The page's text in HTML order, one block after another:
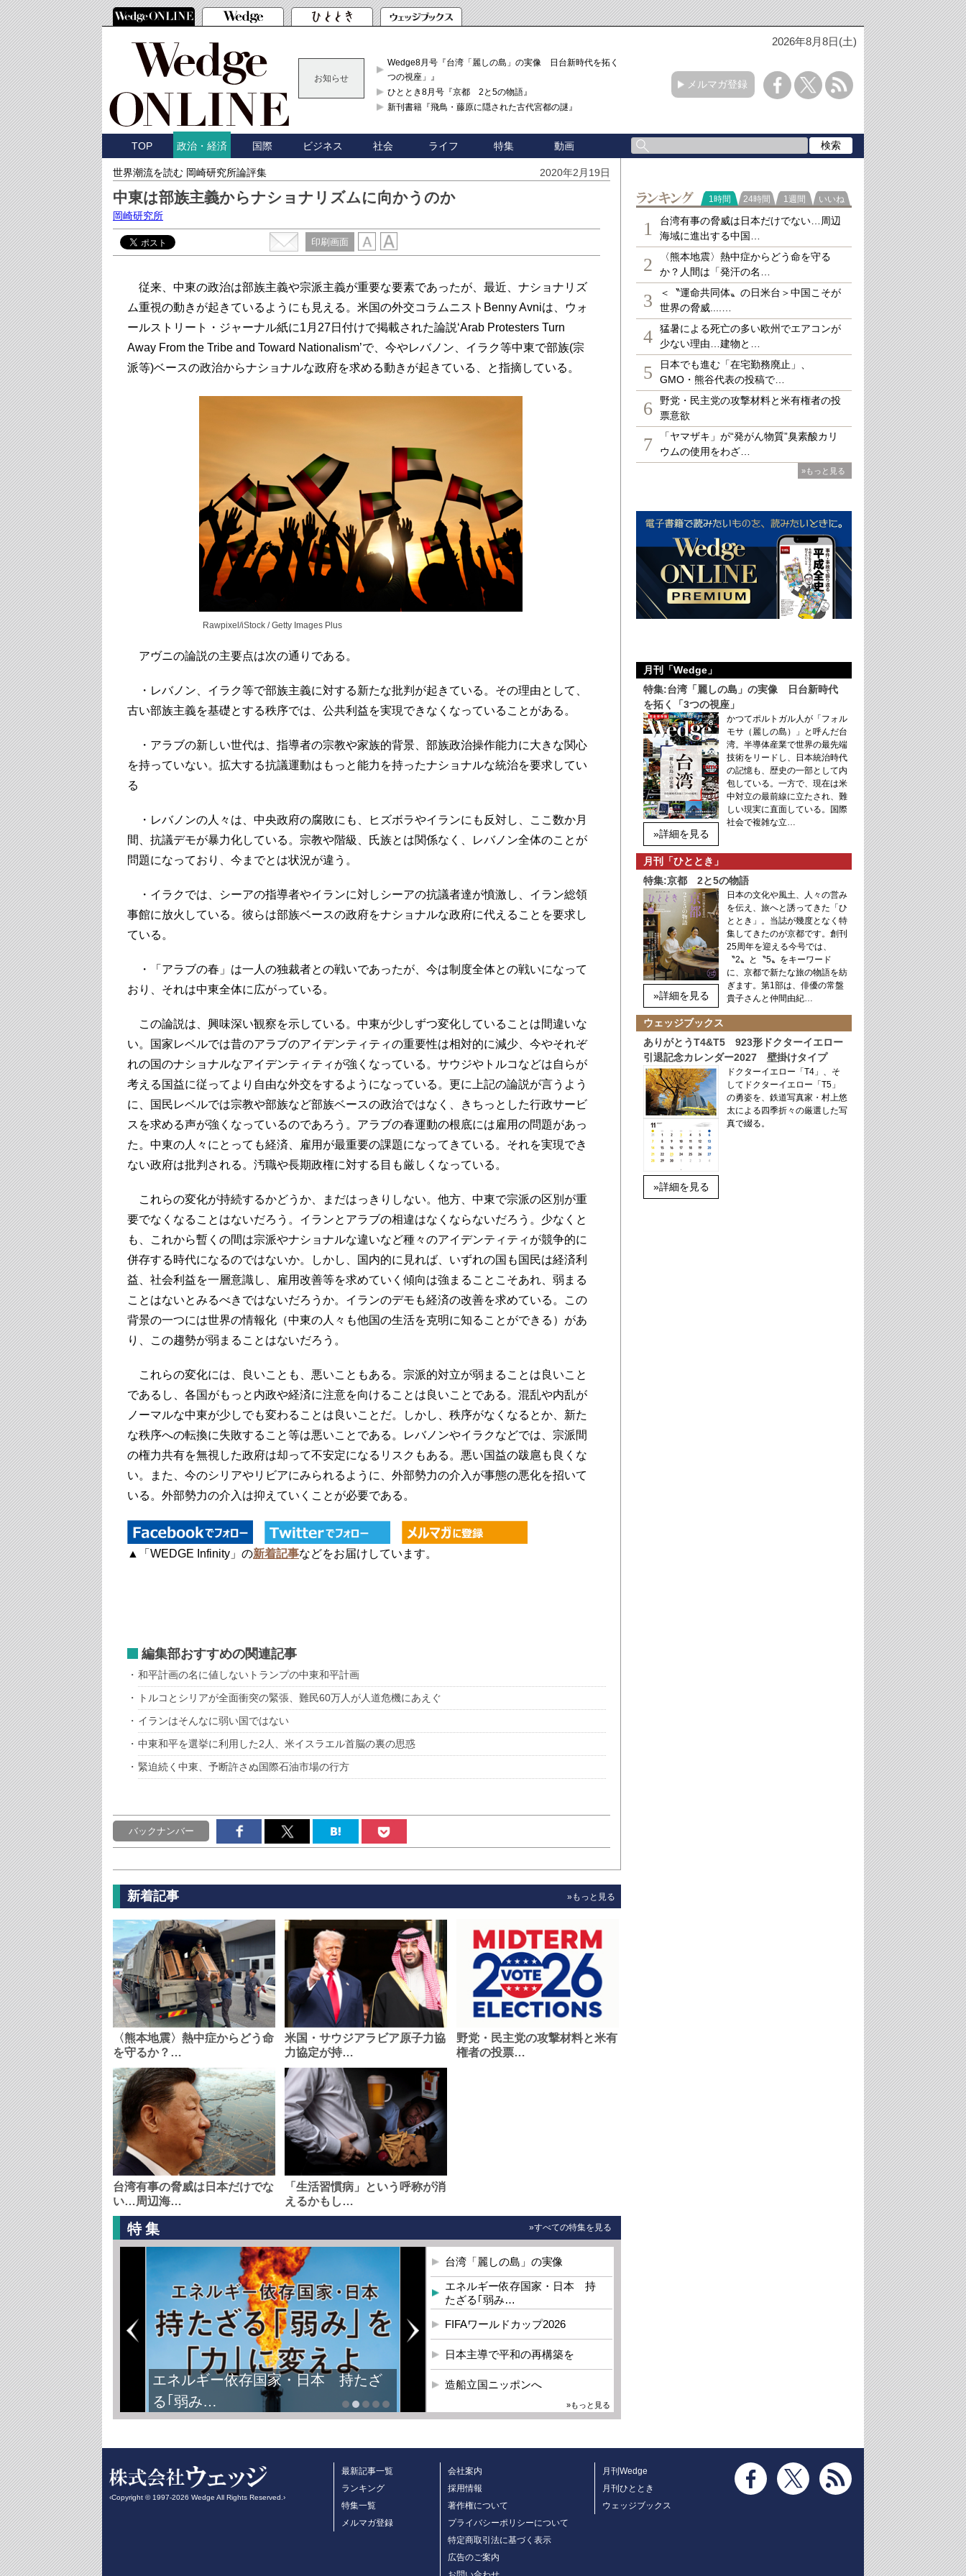
2026年8月8日(土)
お知らせ
Wedge8月号『台湾「麗しの島」の実像 日台新時代を拓く「3
つの視座」』
ひととき8月号『京都 2と5の物語』
新刊書籍『飛鳥・藤原に隠された古代宮都の謎』
メルマガ登録
TOP 政治・経済 国際 ビジネス 社会 ライフ 特集 動画
世界潮流を読む 岡崎研究所論評集 2020年2月19日
中東は部族主義からナショナリズムに向かうのか
岡崎研究所
印刷画面
従来、中東の政治は部族主義や宗派主義が重要な要素であったが、最近、ナショナリズ
ム重視の動きが起きているようにも見える。米国の外交コラムニストBenny Avniは、ウォ
ールストリート・ジャーナル紙に1月27日付けで掲載された論説‘Arab Protesters Turn
Away From the Tribe and Toward Nationalism’で、今やレバノン、イラク等中東で部族(宗
派等)ベースの政治からナショナルな政府を求める動きが起きている、と指摘している。
Rawpixel/iStock / Getty Images Plus
アヴニの論説の主要点は次の通りである。
・レバノン、イラク等で部族主義に対する新たな批判が起きている。その理由として、
古い部族主義を基礎とする秩序では、公共利益を実現できなくなっていることがある。
・アラブの新しい世代は、指導者の宗教や家族的背景、部族政治操作能力に大きな関心
を持っていない。拡大する抗議運動はもっと能力を持ったナショナルな統治を要求してい
る
・レバノンの人々は、中央政府の腐敗にも、ヒズボラやイランにも反対し、ここ数か月
間、抗議デモが暴力化している。宗教や階級、氏族とは関係なく、レバノン全体のことが
問題になっており、今までとは状況が違う。
・イラクでは、シーアの指導者やイランに対しシーアの抗議者達が憤激し、イラン総領
事館に放火している。彼らは部族ベースの政府をナショナルな政府に代えることを要求し
ている。
・「アラブの春」は一人の独裁者との戦いであったが、今は制度全体との戦いになって
おり、それは中東全体に広がっている。
この論説は、興味深い観察を示している。中東が少しずつ変化していることは間違いな
い。国家レベルでは昔のアラブのアイデンティティの重要性は相対的に減少、今やそれぞ
れの国のナショナルなアイデンティティが強くなっている。サウジやトルコなどは自らが
考える国益に従ってより自由な外交をするようになっている。更に上記の論説が言うよう
に、国民レベルでは宗教や部族など部族ベースの政治ではなく、きちっとした行政サービ
スを求める声が強くなっているのであろう。アラブの春運動の根底には雇用の問題があっ
た。中東の人々にとっても経済、雇用が最重要の課題になってきている。それを実現でき
ない政府は批判される。汚職や長期政権に対する目も厳しくなっている。
これらの変化が持続するかどうか、まだはっきりしない。他方、中東で宗派の区別が重
要でなくなることはないだろう。イランとアラブの相違はなくならないだろう。少なくと
も、これから暫くの間は宗派やナショナルな違いなど種々のアイデンティティが競争的に
併存する時代になるのではないか。しかし、国内的に見れば、いずれの国も国民は経済利
益、社会利益を一層意識し、雇用改善等を求めていく傾向は強まることこそあれ、弱まる
ことはないとみるべきではないだろうか。イランのデモも経済の改善を求めている。この
背景の一つには世界の情報化（中東の人々も他国の生活を克明に知ることができる）があ
り、この趨勢が弱まることはないだろう。
これらの変化には、良いことも、悪いこともある。宗派的対立が弱まることは良いこと
であるし、各国がもっと内政や経済に注意を向けることは良いことである。混乱や内乱が
ノーマルな中東が少しでも変わることは良いことだ。しかし、秩序がなくなるとか、新た
な秩序への転換に失敗すること等は悪いことである。レバノンやイラクなどでは、宗派間
の権力共有を無視した政府は却って不安定になるリスクもある。悪い国益の跋扈も良くな
い。また、今のシリアやリビアにみられるように、外部勢力の介入が事態の悪化を招いて
いる。外部勢力の介入は抑えていくことが必要である。
▲「WEDGE Infinity」の新着記事などをお届けしています。
編集部おすすめの関連記事
和平計画の名に値しないトランプの中東和平計画
トルコとシリアが全面衝突の緊張、難民60万人が人道危機にあえぐ
イランはそんなに弱い国ではない
中東和平を選挙に利用した2人、米イスラエル首脳の裏の思惑
緊迫続く中東、予断許さぬ国際石油市場の行方
バックナンバー
新着記事 »もっと見る
〈熊本地震〉熱中症からどう命
を守るか？…
米国・サウジアラビア原子力協
力協定が持…
野党・民主党の攻撃材料と米有
権者の投票…
台湾有事の脅威は日本だけでな
い…周辺海…
「生活習慣病」という呼称が消
えるかもし…
特集 »すべての特集を見る
エネルギー依存国家・日本 持たざ
る｢弱み…
台湾「麗しの島」の実像
エネルギー依存国家・日本 持
たざる｢弱み…
FIFAワールドカップ2026
日本主導で平和の再構築を
造船立国ニッポンへ
»もっと見る
ランキング
1時間 24時間 1週間 いいね
1
台湾有事の脅威は日本だけでない…周辺
海域に進出する中国…
2
〈熊本地震〉熱中症からどう命を守る
か？人間は「発汗の名…
3
＜〝運命共同体〟の日米台＞中国こそが
世界の脅威....…
4
猛暑による死亡の多い欧州でエアコンが
少ない理由…建物と…
5
日本でも進む「在宅勤務廃止」、
GMO・熊谷代表の投稿で…
6
野党・民主党の攻撃材料と米有権者の投
票意欲
7
「ヤマザキ」が“発がん物質”臭素酸カリ
ウムの使用をわざ…
»もっと見る
月刊「Wedge」
特集:台湾「麗しの島」の実像 日台新時代
を拓く「3つの視座」
»詳細を見る
かつてポルトガル人が「フォル
モサ（麗しの島）」と呼んだ台
湾。半導体産業で世界の最先端
技術をリードし、日本統治時代
の記憶も、歴史の一部として内
包している。一方で、現在は米
中対立の最前線に立たされ、難
しい現実に直面している。国際
社会で複雑な立…
月刊「ひととき」
特集:京都 2と5の物語
»詳細を見る
日本の文化や風土、人々の営み
を伝え、旅へと誘ってきた「ひ
ととき」。当誌が幾度となく特
集してきたのが京都です。創刊
25周年を迎える今号では、
〝2〟と〝5〟をキーワード
に、京都で新たな旅の物語を紡
ぎます。第1部は、俳優の常盤
貴子さんと仲間由紀…
ウェッジブックス
ありがとうT4&T5 923形ドクターイエロー
引退記念カレンダー2027 壁掛けタイプ
»詳細を見る
ドクターイエロー「T4」、そ
してドクターイエロー「T5」
の勇姿を、鉄道写真家・村上悠
太による四季折々の厳選した写
真で綴る。
‹Copyright © 1997-2026 Wedge All Rights Reserved.›
最新記事一覧
ランキング
特集一覧
メルマガ登録
会社案内
採用情報
著作権について
プライバシーポリシーについて
特定商取引法に基づく表示
広告のご案内
月刊Wedge
月刊ひととき
ウェッジブックス